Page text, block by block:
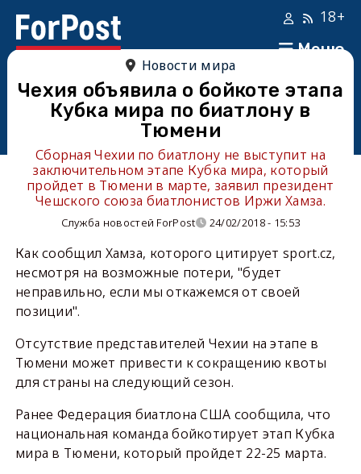
Меню
18+
Новости мира
Чехия объявила о бойкоте этапа
Кубка мира по биатлону в
Тюмени
Сборная Чехии по биатлону не выступит на
заключительном этапе Кубка мира, который
пройдет в Тюмени в марте, заявил президент
Чешского союза биатлонистов Иржи Хамза.
Служба новостей ForPost 24/02/2018 - 15:53
Как сообщил Хамза, которого цитирует sport.cz,
несмотря на возможные потери, "будет
неправильно, если мы откажемся от своей
позиции".
Отсутствие представителей Чехии на этапе в
Тюмени может привести к сокращению квоты
для страны на следующий сезон.
Ранее Федерация биатлона США сообщила, что
национальная команда бойкотирует этап Кубка
мира в Тюмени, который пройдет 22-25 марта.